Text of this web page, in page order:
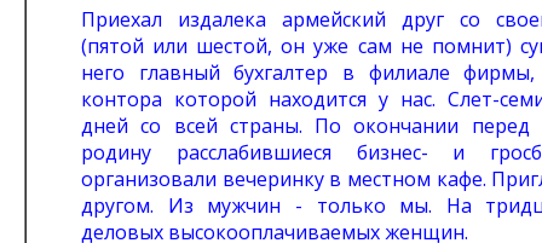
Приехал издалека армейский друг со
(пятой или шестой, он уже сам не помнит)
него главный бухгалтер в филиале фирмы,
контора которой находится у нас. Cлет-
дней со всей страны. По окончании перед
родину расслабившиеся бизнес- и
организовали вечеринку в местном кафе.
другом. Из мужчин - только мы. На
деловых высокооплачиваемых женщин.